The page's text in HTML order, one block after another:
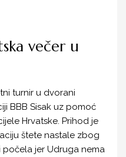
večer u
turnir u dvorani
BBB Sisak uz pomoć
Hrvatske. Prihod je
štete nastale zbog
počela jer Udruga nema